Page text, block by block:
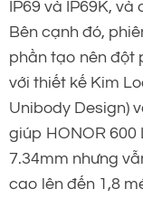
IP69 và IP69K, và
Bên cạnh đó,
phần tạo nên đột
với thiết kế Kim
Unibody Design)
giúp HONOR
7.34mm nhưng
cao lên đến 1,8